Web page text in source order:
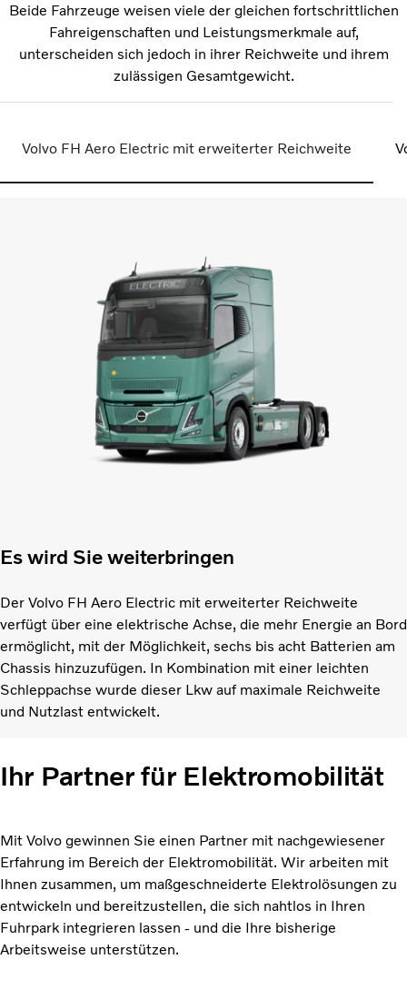
Beide Fahrzeuge weisen viele der gleichen fortschrittlichen
Fahreigenschaften und Leistungsmerkmale auf,
unterscheiden sich jedoch in ihrer Reichweite und ihrem
zulässigen Gesamtgewicht.
Volvo FH Aero Electric mit erweiterter Reichweite
Es wird Sie weiterbringen
Der Volvo FH Aero Electric mit erweiterter Reichweite
verfügt über eine elektrische Achse, die mehr Energie an Bord
ermöglicht, mit der Möglichkeit, sechs bis acht Batterien am
Chassis hinzuzufügen. In Kombination mit einer leichten
Schleppachse wurde dieser Lkw auf maximale Reichweite
und Nutzlast entwickelt.
Ihr Partner für Elektromobilität
Mit Volvo gewinnen Sie einen Partner mit nachgewiesener
Erfahrung im Bereich der Elektromobilität. Wir arbeiten mit
Ihnen zusammen, um maßgeschneiderte Elektrolösungen zu
entwickeln und bereitzustellen, die sich nahtlos in Ihren
Fuhrpark integrieren lassen - und die Ihre bisherige
Arbeitsweise unterstützen.